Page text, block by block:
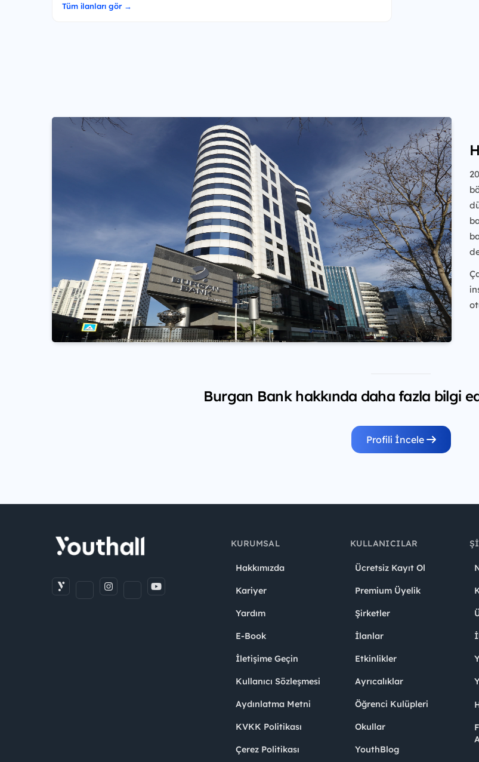
Tüm ilanları gör →
Burgan Bank hakkında daha fazla bilgi
Profili İncele
KURUMSAL
Hakkımızda
Kariyer
Yardım
E-Book
İletişime Geçin
Kullanıcı Sözleşmesi
Aydınlatma Metni
KVKK Politikası
Çerez Politikası
KULLANICILAR
Ücretsiz Kayıt Ol
Premium Üyelik
Şirketler
İlanlar
Etkinlikler
Ayrıcalıklar
Öğrenci Kulüpleri
Okullar
YouthBlog